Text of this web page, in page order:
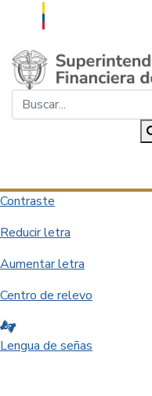
Saltar al contenido principal
Contraste
Reducir letra
Aumentar letra
Centro de relevo
Lengua de señas